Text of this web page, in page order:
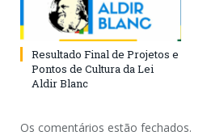
Resultado Final de Projetos e
Pontos de Cultura da Lei
Aldir Blanc
Os comentários estão fechados.